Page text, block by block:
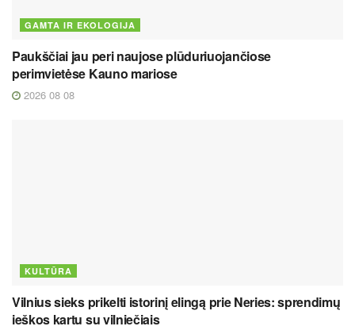
GAMTA IR EKOLOGIJA
Paukščiai jau peri naujose plūduriuojančiose
perimvietėse Kauno mariose
2026 08 08
KULTŪRA
Vilnius sieks prikelti istorinį elingą prie Neries: sprendimų
ieškos kartu su vilniečiais